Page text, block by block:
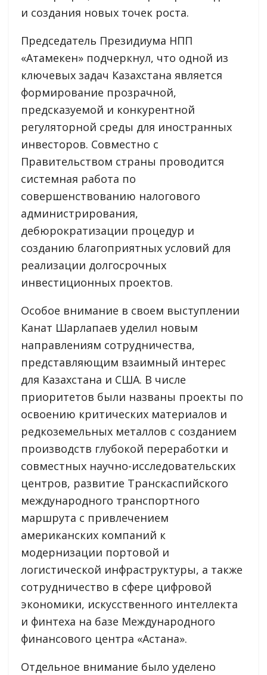
и создания новых точек роста.
Председатель Президиума НПП
«Атамекен» подчеркнул, что одной из
ключевых задач Казахстана является
формирование прозрачной,
предсказуемой и конкурентной
регуляторной среды для иностранных
инвесторов. Совместно с
Правительством страны проводится
системная работа по
совершенствованию налогового
администрирования,
дебюрократизации процедур и
созданию благоприятных условий для
реализации долгосрочных
инвестиционных проектов.
Особое внимание в своем выступлении
Канат Шарлапаев уделил новым
направлениям сотрудничества,
представляющим взаимный интерес
для Казахстана и США. В числе
приоритетов были названы проекты по
освоению критических материалов и
редкоземельных металлов с созданием
производств глубокой переработки и
совместных научно-исследовательских
центров, развитие Транскаспийского
международного транспортного
маршрута с привлечением
американских компаний к
модернизации портовой и
логистической инфраструктуры, а также
сотрудничество в сфере цифровой
экономики, искусственного интеллекта
и финтеха на базе Международного
финансового центра «Астана».
Отдельное внимание было уделено